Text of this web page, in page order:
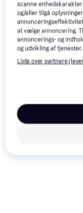
Salling Orkidéjord
Sphagnumfri
scanne
og/eller tilgå
at vælge annoncering.
annoncerings- og
og udvikling af tjenester.
Liste over partnere